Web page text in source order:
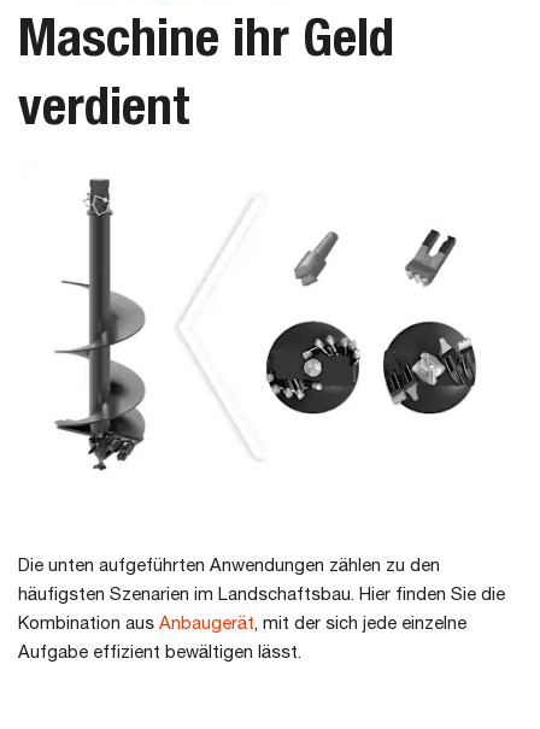
Maschine ihr Geld
verdient
Die unten aufgeführten Anwendungen zählen zu den
häufigsten Szenarien im Landschaftsbau. Hier finden Sie die
Kombination aus Anbaugerät, mit der sich jede einzelne
Aufgabe effizient bewältigen lässt.